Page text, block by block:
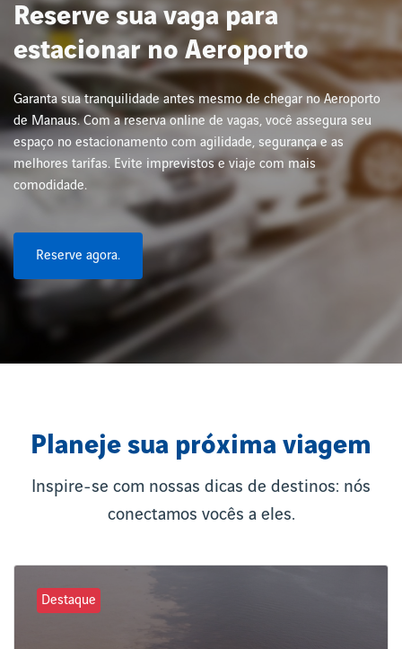
Reserve sua vaga para
estacionar no Aeroporto
Garanta sua tranquilidade antes mesmo de chegar no Aeroporto
de Manaus. Com a reserva online de vagas, você assegura seu
espaço no estacionamento com agilidade, segurança e as
melhores tarifas. Evite imprevistos e viaje com mais
comodidade.
Reserve agora.
Planeje sua próxima viagem
Inspire-se com nossas dicas de destinos: nós
conectamos vocês a eles.
Destaque